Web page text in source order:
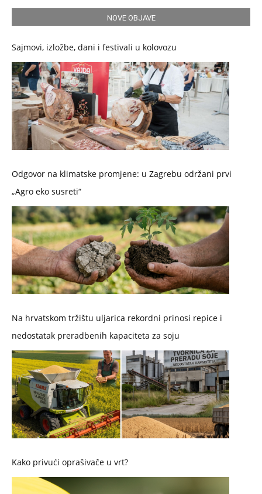
NOVE OBJAVE
Sajmovi, izložbe, dani i festivali u kolovozu
Odgovor na klimatske promjene: u Zagrebu održani prvi
„Agro eko susreti“
Na hrvatskom tržištu uljarica rekordni prinosi repice i
nedostatak preradbenih kapaciteta za soju
Kako privući oprašivače u vrt?